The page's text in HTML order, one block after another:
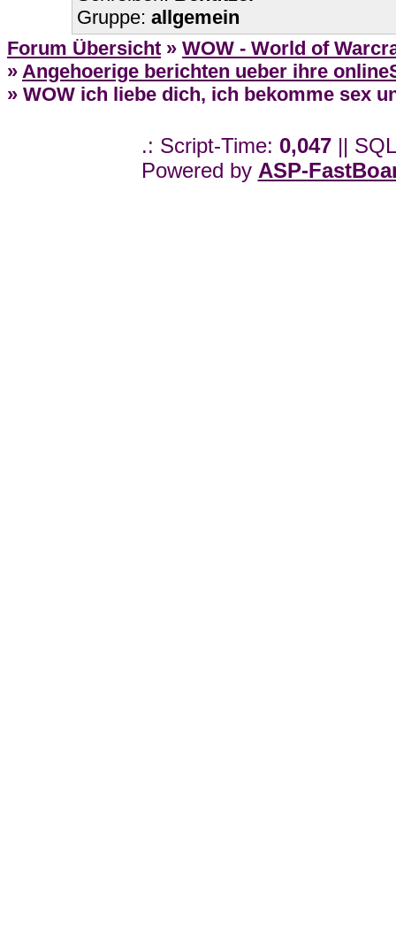
Gruppe: allgemein
Forum Übersicht » WOW - World of
» Angehoerige berichten ueber ihre
» WOW ich liebe dich, ich bekomme sex
.: Script-Time: 0,047||
Powered by ASP-